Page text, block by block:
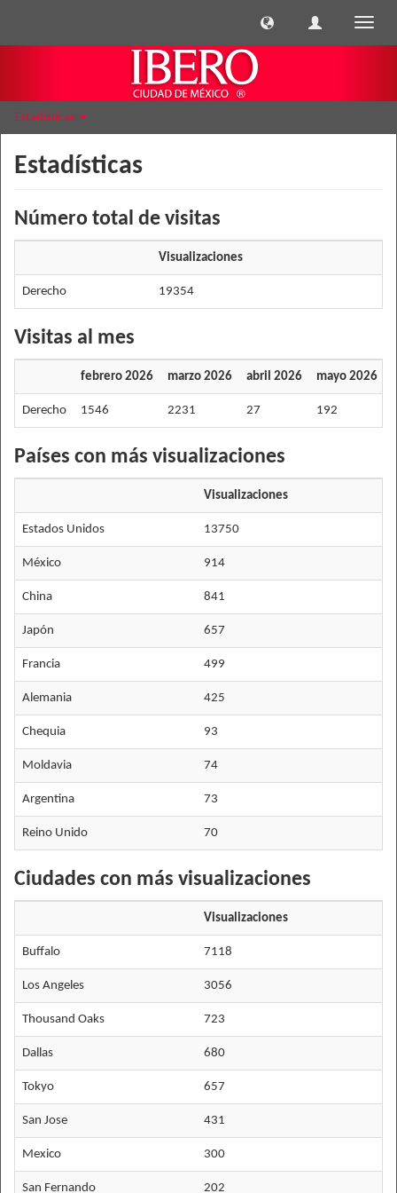
Estadísticas
Estadísticas
Número total de visitas
Visualizaciones
Derecho 19354
Visitas al mes
febrero 2026 marzo 2026 abril 2026 mayo 2026
Derecho 1546 2231 27 192
Países con más visualizaciones
Visualizaciones
Estados Unidos 13750
México 914
China 841
Japón 657
Francia 499
Alemania 425
Chequia 93
Moldavia 74
Argentina 73
Reino Unido 70
Ciudades con más visualizaciones
Visualizaciones
Buffalo 7118
Los Angeles 3056
Thousand Oaks 723
Dallas 680
Tokyo 657
San Jose 431
Mexico 300
San Fernando 202